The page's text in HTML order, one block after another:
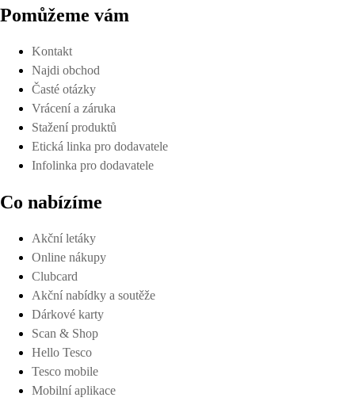
Pomůžeme vám
Kontakt
Najdi obchod
Časté otázky
Vrácení a záruka
Stažení produktů
Etická linka pro dodavatele
Infolinka pro dodavatele
Co nabízíme
Akční letáky
Online nákupy
Clubcard
Akční nabídky a soutěže
Dárkové karty
Scan & Shop
Hello Tesco
Tesco mobile
Mobilní aplikace